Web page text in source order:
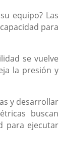
equipo? Las
para
se vuelve
la presión y
y desarrollar
buscan
para ejecutar